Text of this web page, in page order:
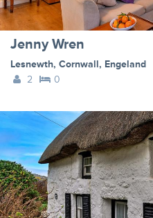
Jenny Wren
Lesnewth, Cornwall, Engeland
2
0